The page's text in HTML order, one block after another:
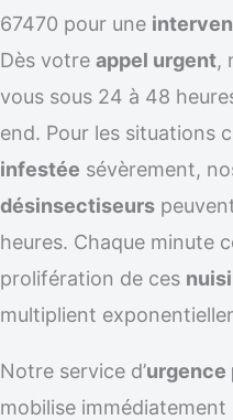
67470 pour une
Dès votre appel urgent,
vous sous 24 à 48
end. Pour les situations
infestée sévèrement,
désinsectiseurs
heures. Chaque minute
prolifération de ces
multiplient
Notre service d’urgence
mobilise immédiatement